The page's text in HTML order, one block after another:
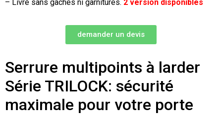
– Livré sans gâches ni garnitures. 2 version disponibles
demander un devis
Serrure multipoints à larder
Série TRILOCK: sécurité
maximale pour votre porte